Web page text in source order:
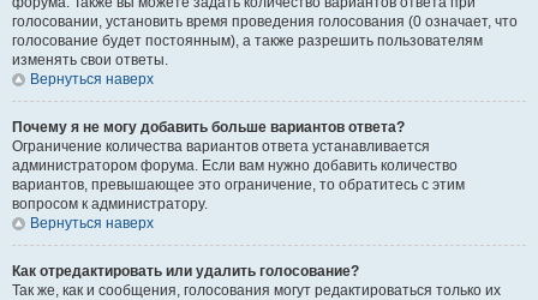
голосовании, установить время проведения голосования (0 означает, что
голосование будет постоянным), а также разрешить пользователям
изменять свои ответы.
Вернуться наверх
Почему я не могу добавить больше вариантов ответа?
Ограничение количества вариантов ответа устанавливается
администратором форума. Если вам нужно добавить количество
вариантов, превышающее это ограничение, то обратитесь с этим
вопросом к администратору.
Вернуться наверх
Как отредактировать или удалить голосование?
Так же, как и сообщения, голосования могут редактироваться только их